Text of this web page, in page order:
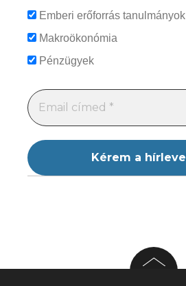
Emberi erőforrás tanulmányok
Makroökonómia
Pénzügyek